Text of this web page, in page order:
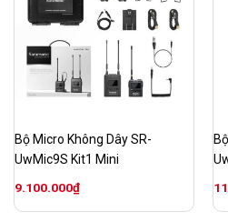
Bộ Micro Không Dây SR-
UwMic9S Kit1 Mini
9.100.000₫